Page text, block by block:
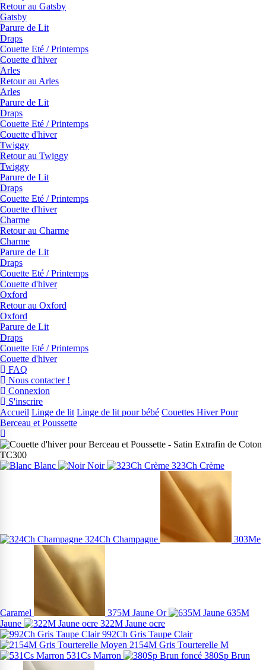
Retour au Gatsby
Gatsby
Parure de Lit
Draps
Couette Eté / Printemps
Couette d'hiver
Arles
Retour au Arles
Arles
Parure de Lit
Draps
Couette Eté / Printemps
Couette d'hiver
Twiggy
Retour au Twiggy
Twiggy
Parure de Lit
Draps
Couette Eté / Printemps
Couette d'hiver
Charme
Retour au Charme
Charme
Parure de Lit
Draps
Couette Eté / Printemps
Couette d'hiver
Oxford
Retour au Oxford
Oxford
Parure de Lit
Draps
Couette Eté / Printemps
Couette d'hiver
FAQ
Nous contacter !
Connexion
S'inscrire
Accueil Linge de lit Linge de lit pour bébé Couettes Hiver Pour
Berceau et Poussette
Blanc Noir 323Ch Crème
324Ch Champagne 303Me
Caramel 375M Jaune Or
635M
Jaune
322M Jaune ocre
992Ch Gris Taupe Clair
2154M Gris Tourterelle M
531Cs Marron
380Sp Brun